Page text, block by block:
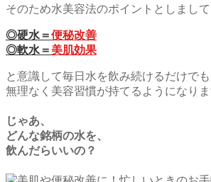
そのため水美容法のポイントとしまして
◎硬水＝便秘改善
◎軟水＝ 美肌効果
と意識して毎日水を飲み続けるだけでも
無理なく美容習慣が持てるようになりま
じゃあ、
どんな銘柄の水を、
飲んだらいいの？